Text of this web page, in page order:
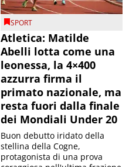
SPORT
Atletica: Matilde
Abelli lotta come una
leonessa, la 4×400
azzurra firma il
primato nazionale, ma
resta fuori dalla finale
dei Mondiali Under 20
Buon debutto iridato della
stellina della Cogne,
protagonista di una prova